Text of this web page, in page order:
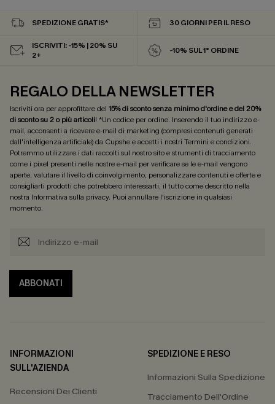
SPEDIZIONE GRATIS* 30 GIORNI PER IL RESO
ISCRIVITI: -15% | 20% SU
2+
-10% SUL 1° ORDINE
REGALO DELLA NEWSLETTER
Iscriviti ora per approfittare del 15% di sconto senza minimo d'ordine e del 20%
di sconto su 2 o più articoli! *Un codice per ordine. Inserendo il tuo indirizzo e-
mail, acconsenti a ricevere e-mail di marketing (compresi contenuti generati
dall'intelligenza artificiale) da Cupshe e accetti i nostri Termini e condizioni.
Potremmo utilizzare i dati raccolti sul nostro sito e strumenti di tracciamento
come i pixel presenti nelle nostre e-mail per verificare se le e-mail vengono
aperte, valutare il livello di coinvolgimento, personalizzare contenuti e offerte e
consigliarti prodotti che potrebbero interessarti, il tutto come descritto nella
nostra Informativa sulla privacy. Puoi annullare l'iscrizione in qualsiasi
momento.
ABBONATI
INFORMAZIONI
SULL'AZIENDA
Recensioni Dei Clienti
SPEDIZIONE E RESO
Informazioni Sulla Spedizione
Tracciamento Dell'Ordine